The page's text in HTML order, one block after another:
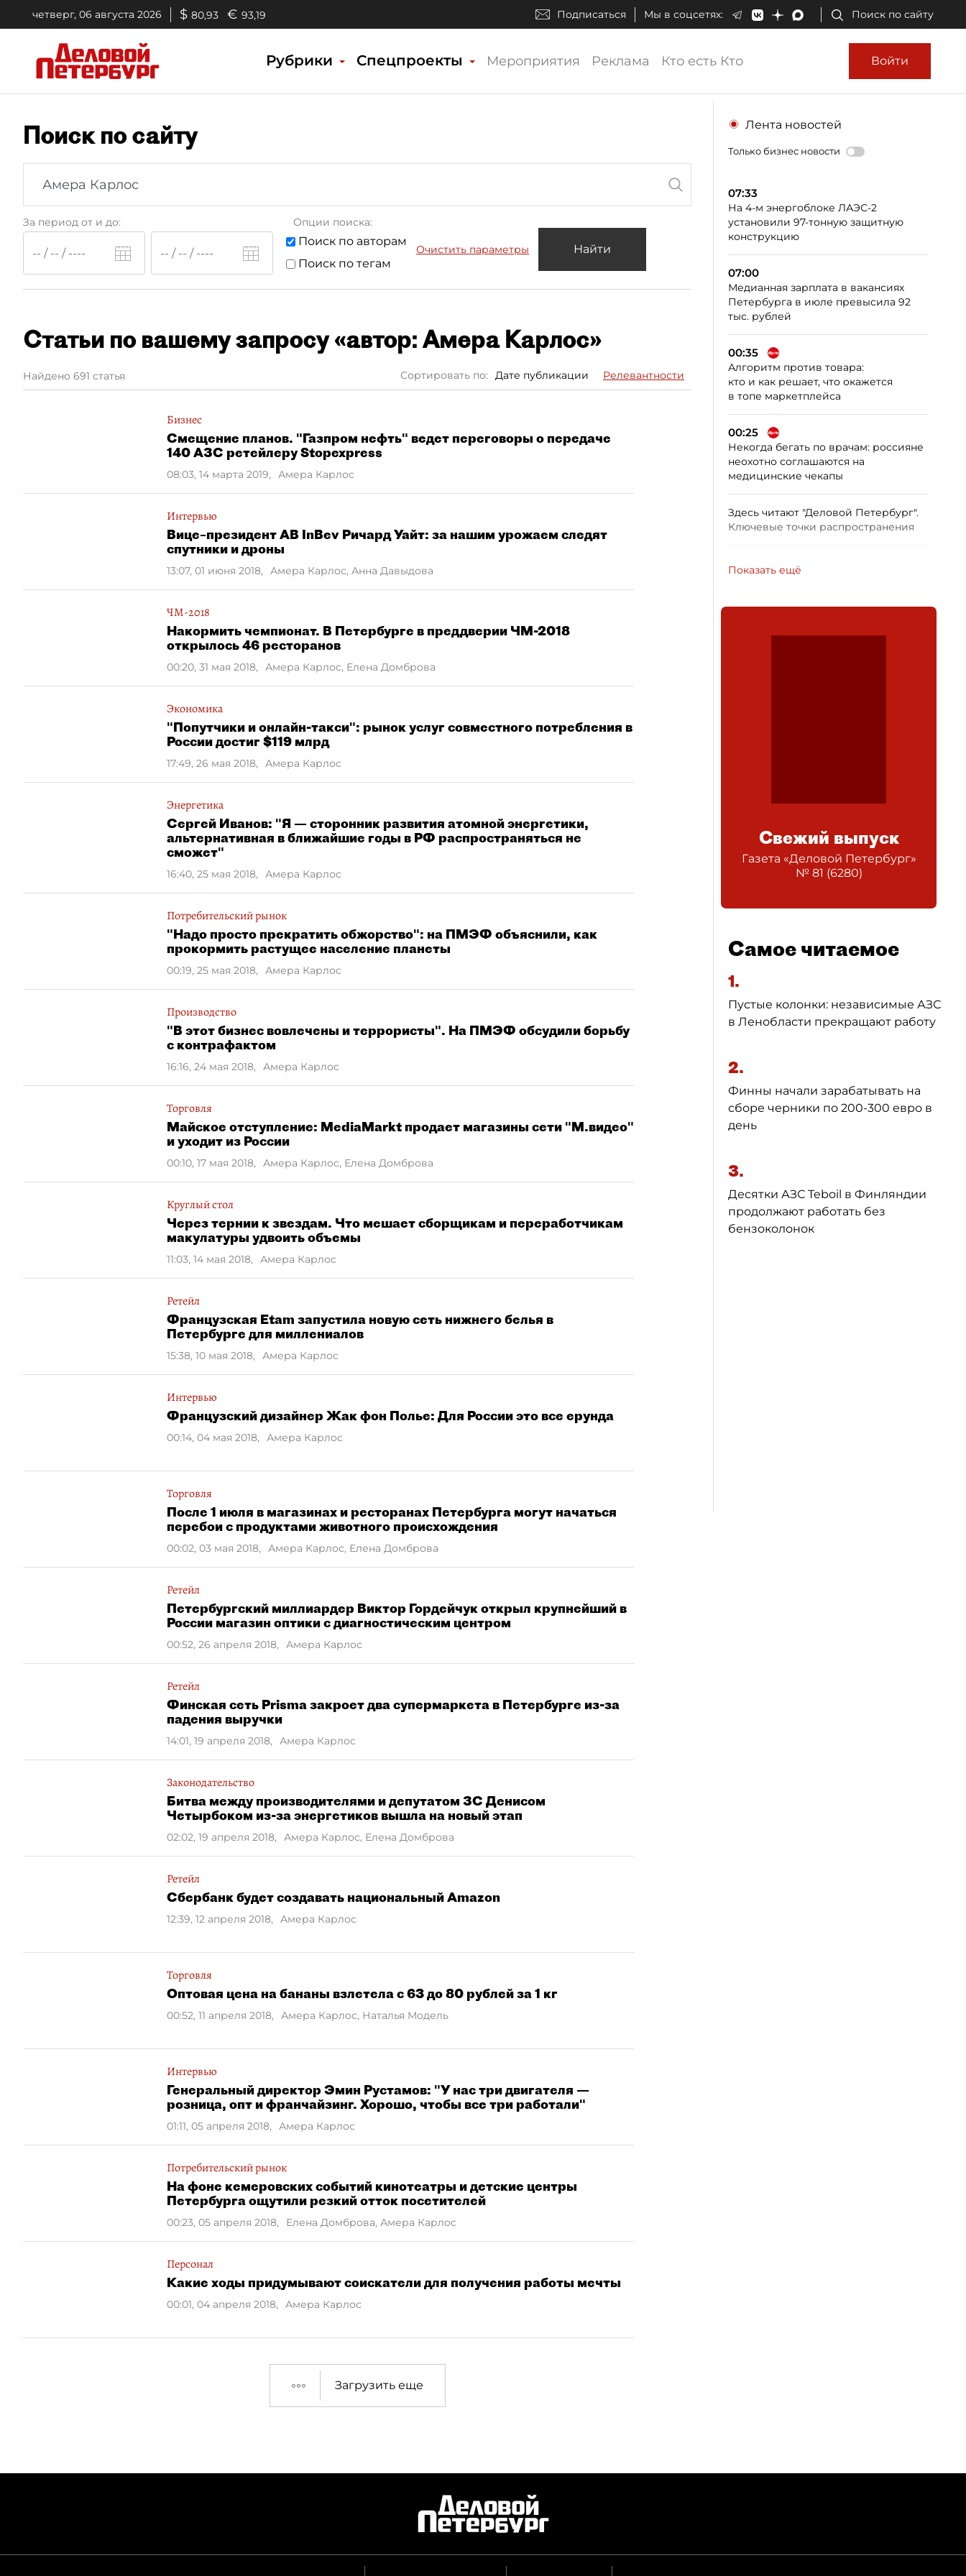
четверг, 06 августа 2026 $ 80,93 € 93,19 Подписаться Мы в соцсетях: Поиск по сайту
Рубрики Спецпроекты Мероприятия Реклама Кто есть Кто Войти
Поиск по сайту
За период от и до: Опции поиска:
Поиск по авторам
Поиск по тегам
Найти
Очистить параметры
Статьи по вашему запросу «автор: Амера Карлос»
Найдено 691 статья Сортировать по: Дате публикации Релевантности
Бизнес
Смещение планов. "Газпром нефть" ведет переговоры о передаче
140 АЗС ретейлеру Stopexpress
08:03, 14 марта 2019, Амера Карлос
Интервью
Вице–президент AB InBev Ричард Уайт: за нашим урожаем следят
спутники и дроны
13:07, 01 июня 2018, Амера Карлос, Анна Давыдова
ЧМ-2018
Накормить чемпионат. В Петербурге в преддверии ЧМ-2018
открылось 46 ресторанов
00:20, 31 мая 2018, Амера Карлос, Елена Домброва
Экономика
"Попутчики и онлайн-такси": рынок услуг совместного потребления в
России достиг $119 млрд
17:49, 26 мая 2018, Амера Карлос
Энергетика
Сергей Иванов: "Я — сторонник развития атомной энергетики,
альтернативная в ближайшие годы в РФ распространяться не
сможет"
16:40, 25 мая 2018, Амера Карлос
Потребительский рынок
"Надо просто прекратить обжорство": на ПМЭФ объяснили, как
прокормить растущее население планеты
00:19, 25 мая 2018, Амера Карлос
Производство
"В этот бизнес вовлечены и террористы". На ПМЭФ обсудили борьбу
с контрафактом
16:16, 24 мая 2018, Амера Карлос
Торговля
Майское отступление: MediaMarkt продает магазины сети "М.видео"
и уходит из России
00:10, 17 мая 2018, Амера Карлос, Елена Домброва
Круглый стол
Через тернии к звездам. Что мешает сборщикам и переработчикам
макулатуры удвоить объемы
11:03, 14 мая 2018, Амера Карлос
Ретейл
Французская Etam запустила новую сеть нижнего белья в
Петербурге для миллениалов
15:38, 10 мая 2018, Амера Карлос
Интервью
Французский дизайнер Жак фон Полье: Для России это все ерунда
00:14, 04 мая 2018, Амера Карлос
Торговля
После 1 июля в магазинах и ресторанах Петербурга могут начаться
перебои с продуктами животного происхождения
00:02, 03 мая 2018, Амера Карлос, Елена Домброва
Ретейл
Петербургский миллиардер Виктор Гордейчук открыл крупнейший в
России магазин оптики с диагностическим центром
00:52, 26 апреля 2018, Амера Карлос
Ретейл
Финская сеть Prisma закроет два супермаркета в Петербурге из-за
падения выручки
14:01, 19 апреля 2018, Амера Карлос
Законодательство
Битва между производителями и депутатом ЗС Денисом
Четырбоком из-за энергетиков вышла на новый этап
02:02, 19 апреля 2018, Амера Карлос, Елена Домброва
Ретейл
Сбербанк будет создавать национальный Amazon
12:39, 12 апреля 2018, Амера Карлос
Торговля
Оптовая цена на бананы взлетела с 63 до 80 рублей за 1 кг
00:52, 11 апреля 2018, Амера Карлос, Наталья Модель
Интервью
Генеральный директор Эмин Рустамов: "У нас три двигателя —
розница, опт и франчайзинг. Хорошо, чтобы все три работали"
01:11, 05 апреля 2018, Амера Карлос
Потребительский рынок
На фоне кемеровских событий кинотеатры и детские центры
Петербурга ощутили резкий отток посетителей
00:23, 05 апреля 2018, Елена Домброва, Амера Карлос
Персонал
Какие ходы придумывают соискатели для получения работы мечты
00:01, 04 апреля 2018, Амера Карлос
Загрузить еще
Лента новостей
Только бизнес новости
07:33
На 4-м энергоблоке ЛАЭС-2
установили 97-тонную защитную
конструкцию
07:00
Медианная зарплата в вакансиях
Петербурга в июле превысила 92
тыс. рублей
00:35
Алгоритм против товара:
кто и как решает, что окажется
в топе маркетплейса
00:25
Некогда бегать по врачам: россияне
неохотно соглашаются на
медицинские чекапы
Здесь читают "Деловой Петербург".
Ключевые точки распространения
Показать ещё
Свежий выпуск
Газета «Деловой Петербург»
№ 81 (6280)
Самое читаемое
1.
Пустые колонки: независимые АЗС
в Ленобласти прекращают работу
2.
Финны начали зарабатывать на
сборе черники по 200-300 евро в
день
3.
Десятки АЗС Teboil в Финляндии
продолжают работать без
бензоколонок